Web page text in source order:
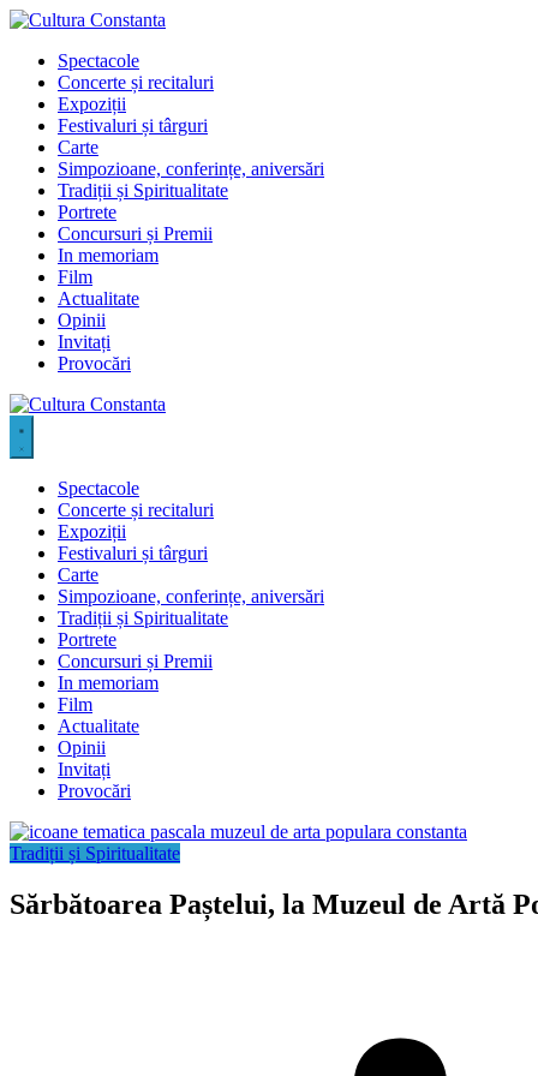
Sari
conținutSpectacole
Concerte și recitaluri
Expoziții
Festivaluri și târguri
Carte
Simpozioane, conferințe, aniversări
Tradiții și Spiritualitate
Portrete
Concursuri și Premii
In memoriam
Film
Actualitate
Opinii
Invitați
Provocări
Spectacole
Concerte și recitaluri
Expoziții
Festivaluri și târguri
Carte
Simpozioane, conferințe, aniversări
Tradiții și Spiritualitate
Portrete
Concursuri și Premii
In memoriam
Film
Actualitate
Opinii
Invitați
Provocări
Tradiții și Spiritualitate
Sărbătoarea Paștelui, la Muzeul de Artă